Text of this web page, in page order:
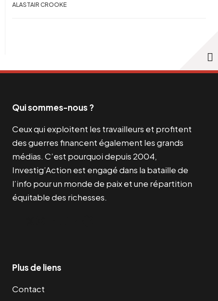
ALASTAIR CROOKE
Qui sommes-nous ?
Ceux qui exploitent les travailleurs et profitent
des guerres financent également les grands
médias. C’est pourquoi depuis 2004,
Investig’Action est engagé dans la bataille de
l’info pour un monde de paix et une répartition
équitable des richesses.
Plus de liens
Contact